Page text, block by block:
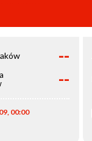
--
--
00:00